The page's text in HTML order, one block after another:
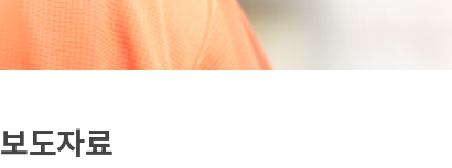
보도자료